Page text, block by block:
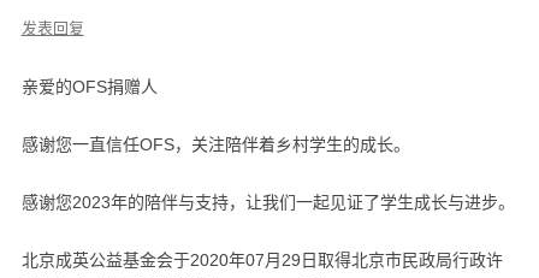
发表回复
亲爱的OFS捐赠人
感谢您一直信任OFS，关注陪伴着乡村学生的成长。
感谢您2023年的陪伴与支持，让我们一起见证了学生成长与进步。
北京成英公益基金会于2020年07月29日取得北京市民政局行政许